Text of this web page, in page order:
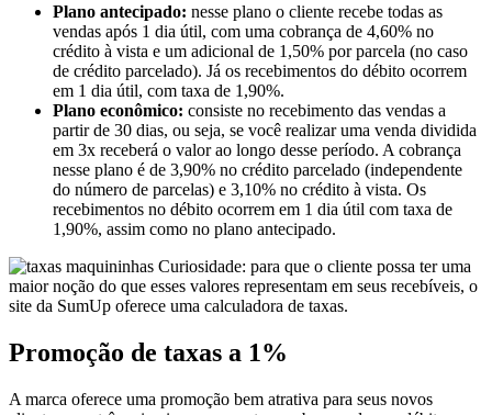
Plano antecipado: nesse plano o cliente recebe todas as
vendas após 1 dia útil, com uma cobrança de 4,60% no
crédito à vista e um adicional de 1,50% por parcela (no caso
de crédito parcelado). Já os recebimentos do débito ocorrem
em 1 dia útil, com taxa de 1,90%.
Plano econômico: consiste no recebimento das vendas a
partir de 30 dias, ou seja, se você realizar uma venda dividida
em 3x receberá o valor ao longo desse período. A cobrança
nesse plano é de 3,90% no crédito parcelado (independente
do número de parcelas) e 3,10% no crédito à vista. Os
recebimentos no débito ocorrem em 1 dia útil com taxa de
1,90%, assim como no plano antecipado.
Curiosidade: para que o cliente possa ter uma
maior noção do que esses valores representam em seus recebíveis, o
site da SumUp oferece uma calculadora de taxas.
Promoção de taxas a 1%
A marca oferece uma promoção bem atrativa para seus novos